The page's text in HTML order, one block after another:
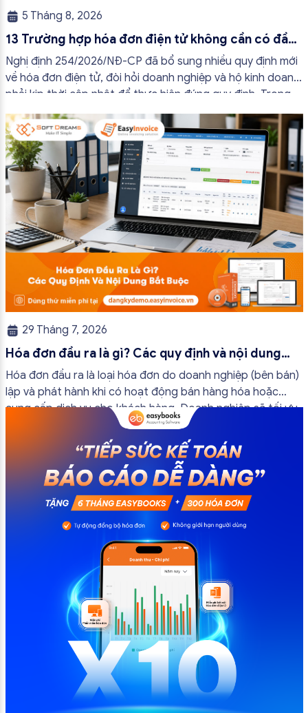
5 Tháng 8, 2026
13 Trường hợp hóa đơn điện tử không cần có đầy
đủ nội dung từ 01/7/2026
Nghị định 254/2026/NĐ-CP đã bổ sung nhiều quy định mới
về hóa đơn điện tử, đòi hỏi doanh nghiệp và hộ kinh doanh
phải kịp thời cập nhật để thực hiện đúng quy định. Trong
bài viết này, hóa đơn điện tử EasyInvoice sẽ chia sẻ 13
trường hợp hóa đơn điện tử không cần […]
29 Tháng 7, 2026
Hóa đơn đầu ra là gì? Các quy định và nội dung
bắt buộc mới nhất
Hóa đơn đầu ra là loại hóa đơn do doanh nghiệp (bên bán)
lập và phát hành khi có hoạt động bán hàng hóa hoặc
cung cấp dịch vụ cho khách hàng. Doanh nghiệp sẽ tối ưu
quy trình vận hành và tránh được những án phạt hành
chính không đáng có nếu nắm rõ […]